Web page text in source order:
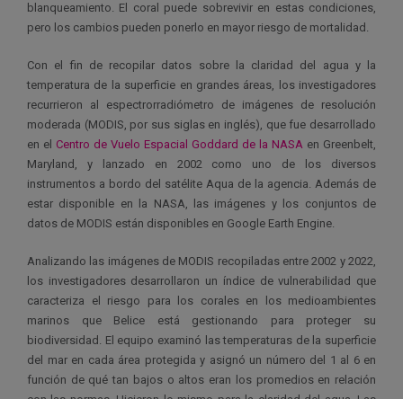
blanqueamiento. El coral puede sobrevivir en estas condiciones,
pero los cambios pueden ponerlo en mayor riesgo de mortalidad.
Con el fin de recopilar datos sobre la claridad del agua y la
temperatura de la superficie en grandes áreas, los investigadores
recurrieron al espectrorradiómetro de imágenes de resolución
moderada (MODIS, por sus siglas en inglés), que fue desarrollado
en el Centro de Vuelo Espacial Goddard de la NASA en Greenbelt,
Maryland, y lanzado en 2002 como uno de los diversos
instrumentos a bordo del satélite Aqua de la agencia. Además de
estar disponible en la NASA, las imágenes y los conjuntos de
datos de MODIS están disponibles en Google Earth Engine.
Analizando las imágenes de MODIS recopiladas entre 2002 y 2022,
los investigadores desarrollaron un índice de vulnerabilidad que
caracteriza el riesgo para los corales en los medioambientes
marinos que Belice está gestionando para proteger su
biodiversidad. El equipo examinó las temperaturas de la superficie
del mar en cada área protegida y asignó un número del 1 al 6 en
función de qué tan bajos o altos eran los promedios en relación